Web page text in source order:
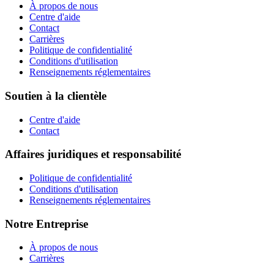
À propos de nous
Centre d'aide
Contact
Carrières
Politique de confidentialité
Conditions d'utilisation
Renseignements réglementaires
Soutien à la clientèle
Centre d'aide
Contact
Affaires juridiques et responsabilité
Politique de confidentialité
Conditions d'utilisation
Renseignements réglementaires
Notre Entreprise
À propos de nous
Carrières